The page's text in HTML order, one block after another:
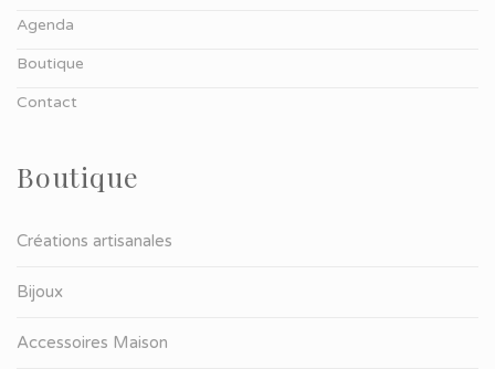
Agenda
Boutique
Contact
Boutique
Créations artisanales
Bijoux
Accessoires Maison